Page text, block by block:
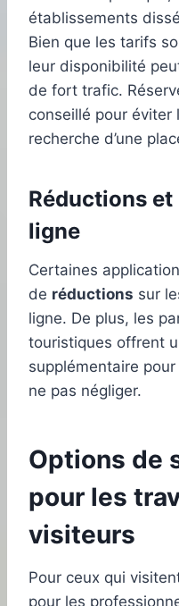
établissements
Bien que les tarifs
leur disponibilité
de fort trafic.
conseillé pour éviter
recherche d’une
Réductions
ligne
Certaines
de réductions sur
ligne. De plus, les
touristiques offrent
supplémentaire
ne pas négliger.
Options de
pour les
visiteurs
Pour ceux qui
pour les